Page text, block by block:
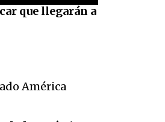
que llegarán a
América